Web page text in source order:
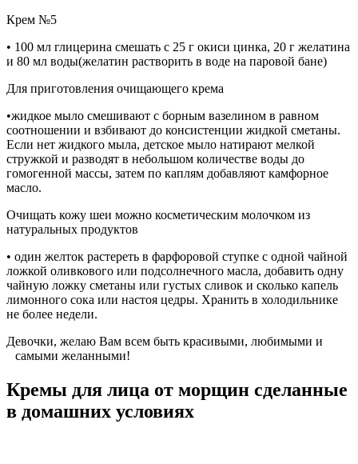
Крем №5
• 100 мл глицерина смешать с 25 г окиси цинка, 20 г желатина
и 80 мл воды(желатин растворить в воде на паровой бане)
Для приготовления очищающего крема
•жидкое мыло смешивают с борным вазелином в равном
соотношении и взбивают до консистенции жидкой сметаны.
Если нет жидкого мыла, детское мыло натирают мелкой
стружкой и разводят в небольшом количестве воды до
гомогенной массы, затем по каплям добавляют камфорное
масло.
Очищать кожу шеи можно косметическим молочком из
натуральных продуктов
• один желток растереть в фарфоровой ступке с одной чайной
ложкой оливкового или подсолнечного масла, добавить одну
чайную ложку сметаны или густых сливок и сколько капель
лимонного сока или настоя цедры. Хранить в холодильнике
не более недели.
Девочки, желаю Вам всем быть красивыми, любимыми и
самыми желанными!
Кремы для лица от морщин сделанные
в домашних условиях